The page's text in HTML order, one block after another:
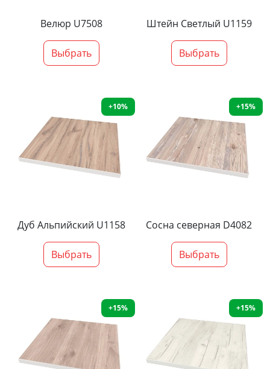
Велюр U7508
Выбрать
Штейн Светлый U1159
Выбрать
+10%
Дуб Альпийский U1158
Выбрать
+15%
Сосна северная D4082
Выбрать
+15% +15%